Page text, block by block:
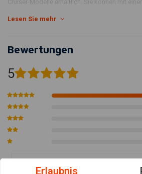
Cruiser-Modelle erhältlich. Sie können mit
werden, aber prüfen Sie, ob dies im Titel
Lesen Sie mehr
Bewertungen
5
Erlaubnis